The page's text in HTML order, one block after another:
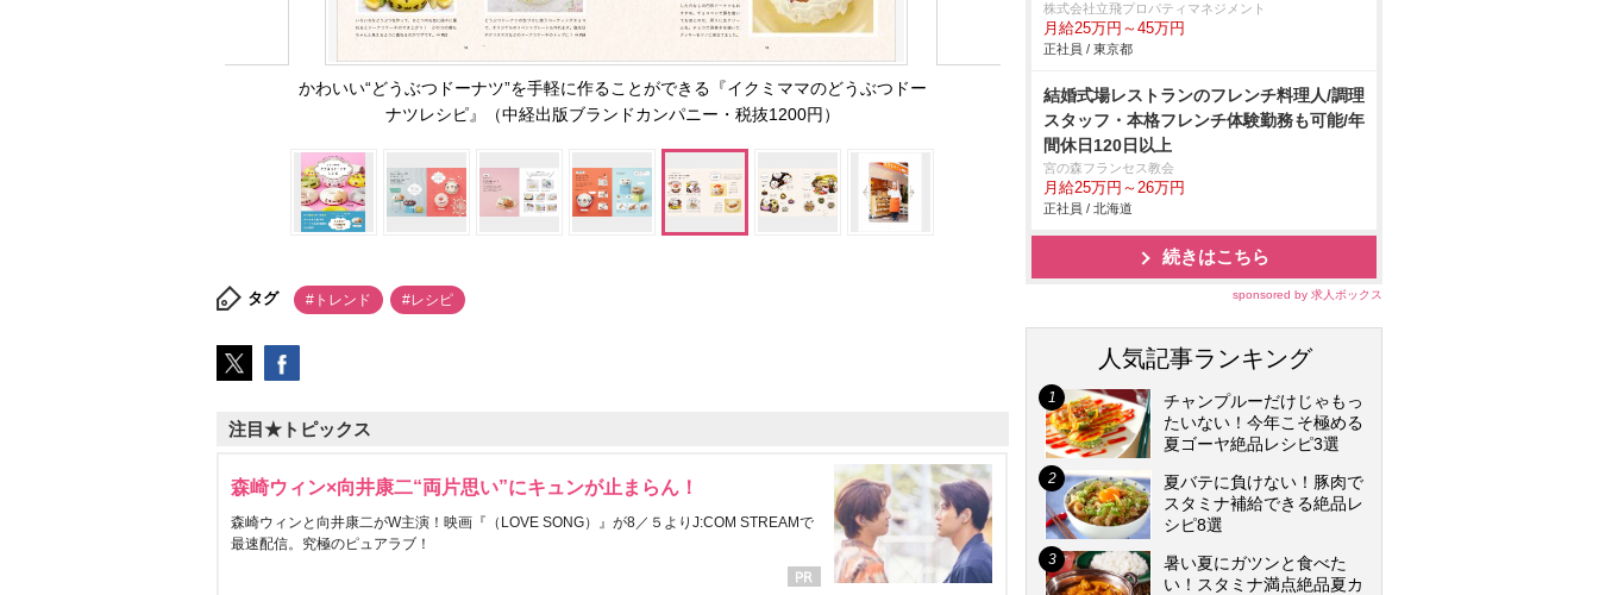
かわいい“どうぶつドーナツ”を手軽に作ることができる『イクミママのどうぶつドー
ナツレシピ』（中経出版ブランドカンパニー・税抜1200円）
タグ #トレンド #レシピ
注目★トピックス
森崎ウィン×向井康二“両片思い”にキュンが止まらん！
森崎ウィンと向井康二がW主演！映画『（LOVE SONG）』が8／５よりJ:COM STREAMで
最速配信。究極のピュアラブ！
株式会社立飛プロパティマネジメント
月給25万円～45万円
正社員 / 東京都
結婚式場レストランのフレンチ料理人/調理
スタッフ・本格フレンチ体験勤務も可能/年
間休日120日以上
宮の森フランセス教会
月給25万円～26万円
正社員 / 北海道
続きはこちら
sponsored by 求人ボックス
人気記事ランキング
チャンプルーだけじゃもっ
たいない！今年こそ極める
夏ゴーヤ絶品レシピ3選
夏バテに負けない！豚肉で
スタミナ補給できる絶品レ
シピ8選
暑い夏にガツンと食べた
い！スタミナ満点絶品夏カ